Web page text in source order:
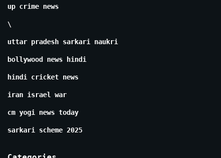
up crime news
\
uttar pradesh sarkari naukri
bollywood news hindi
hindi cricket news
iran israel war
cm yogi news today
sarkari scheme 2025